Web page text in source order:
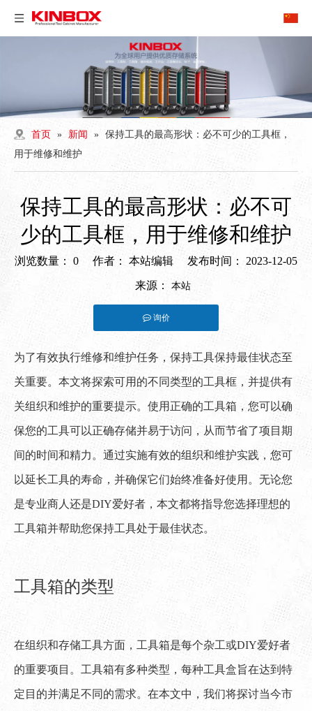
首页 » 新闻 » 保持工具的最高形状：必不可少的工具框，
用于维修和维护
保持工具的最高形状：必不可
少的工具框，用于维修和维护
浏览数量： 0 作者： 本站编辑 发布时间： 2023-12-05
来源： 本站
询价
为了有效执行维修和维护任务，保持工具保持最佳状态至
关重要。本文将探索可用的不同类型的工具框，并提供有
关组织和维护的重要提示。使用正确的工具箱，您可以确
保您的工具可以正确存储并易于访问，从而节省了项目期
间的时间和精力。通过实施有效的组织和维护实践，您可
以延长工具的寿命，并确保它们始终准备好使用。无论您
是专业商人还是DIY爱好者，本文都将指导您选择理想的
工具箱并帮助您保持工具处于最佳状态。
工具箱的类型
在组织和存储工具方面，工具箱是每个杂工或DIY爱好者
的重要项目。工具箱有多种类型，每种工具盒旨在达到特
定目的并满足不同的需求。在本文中，我们将探讨当今市